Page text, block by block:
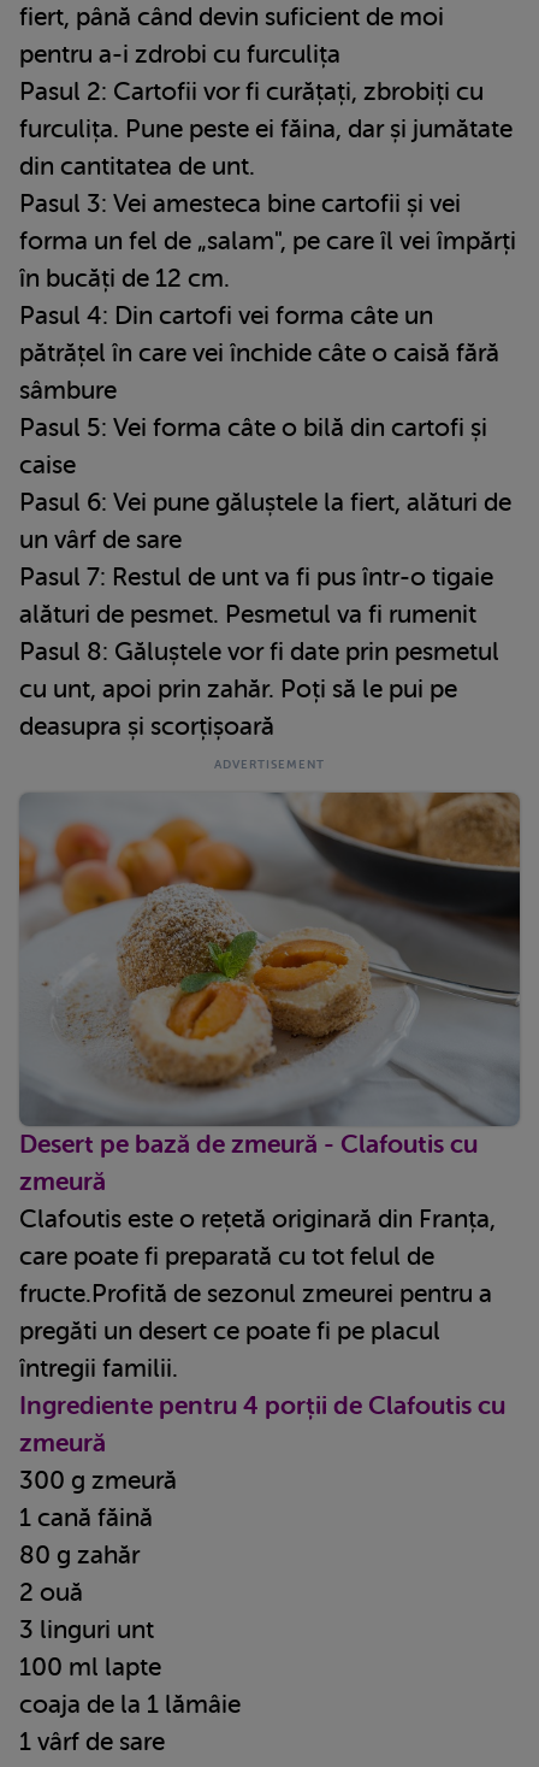
fiert, până când devin suficient de moi
pentru a-i zdrobi cu furculița
Pasul 2: Cartofii vor fi curățați, zbrobiți cu
furculița. Pune peste ei făina, dar și jumătate
din cantitatea de unt.
Pasul 3: Vei amesteca bine cartofii și vei
forma un fel de „salam", pe care îl vei împărți
în bucăți de 12 cm.
Pasul 4: Din cartofi vei forma câte un
pătrățel în care vei închide câte o caisă fără
sâmbure
Pasul 5: Vei forma câte o bilă din cartofi și
caise
Pasul 6: Vei pune găluștele la fiert, alături de
un vârf de sare
Pasul 7: Restul de unt va fi pus într-o tigaie
alături de pesmet. Pesmetul va fi rumenit
Pasul 8: Găluștele vor fi date prin pesmetul
cu unt, apoi prin zahăr. Poți să le pui pe
deasupra și scorțișoară
Desert pe bază de zmeură - Clafoutis cu
zmeură
Clafoutis este o rețetă originară din Franța,
care poate fi preparată cu tot felul de
fructe.Profită de sezonul zmeurei pentru a
pregăti un desert ce poate fi pe placul
întregii familii.
Ingrediente pentru 4 porții de Clafoutis cu
zmeură
300 g zmeură
1 cană făină
80 g zahăr
2 ouă
3 linguri unt
100 ml lapte
coaja de la 1 lămâie
1 vârf de sare